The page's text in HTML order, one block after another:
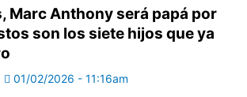
Marc Anthony será papá por
son los siete hijos que ya
01/02/2026 - 11:16am